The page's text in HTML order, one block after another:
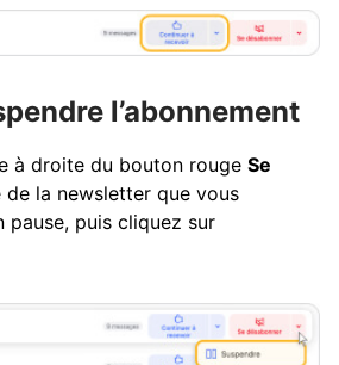
l’abonnement
à droite du bouton rouge Se
de la newsletter que vous
pause, puis cliquez sur